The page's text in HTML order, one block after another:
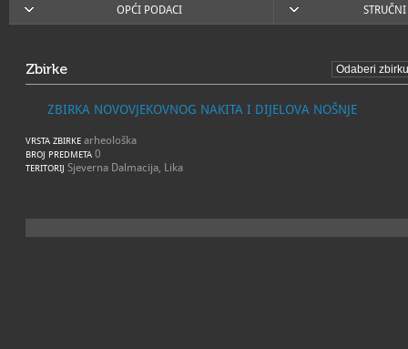
OPĆI PODACI
Zbirke
ZBIRKA NOVOVJEKOVNOG NAKITA I DIJELOVA NOŠNJE
VRSTA ZBIRKE arheološka
BROJ PREDMETA 0
TERITORIJ Sjeverna Dalmacija, Lika